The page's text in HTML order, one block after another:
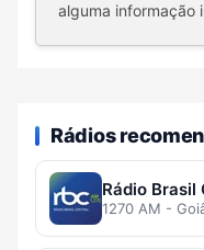
alguma informação
Rádios
Rádio Brasil
1270 AM -